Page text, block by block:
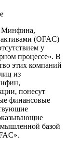
Минфина,
(OFAC)
у
процессе». В
этих компаний
из
понесут
финансовые
базой